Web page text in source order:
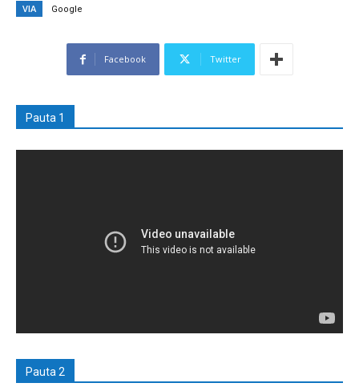
VIA Google
Facebook Twitter
Pauta 1
Pauta 2